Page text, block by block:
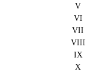
V
VI
VII
VIII
IX
X